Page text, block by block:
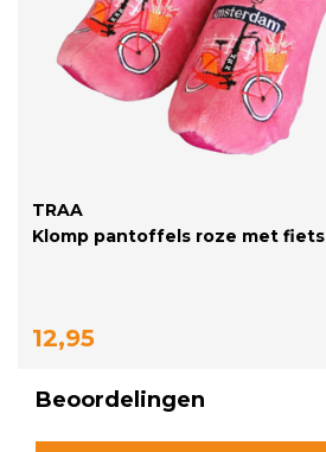
TRAA
Klomp pantoffels roze met fiets
12,95
Beoordelingen